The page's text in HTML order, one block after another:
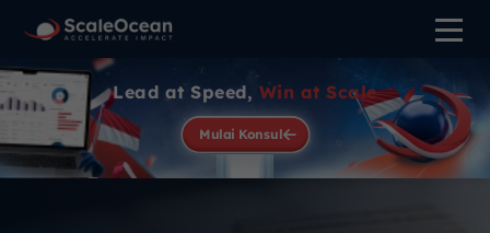
Lead at Speed, Win at Scale
Mulai Konsul